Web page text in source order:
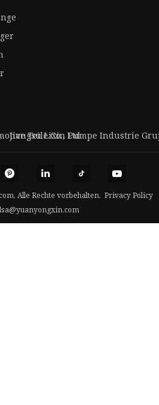
Teile Co., Ltd
Jiangsu Lixin Pumpe Industrie
Alle Rechte vorbehalten. Privacy Policy